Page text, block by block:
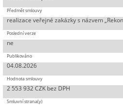
realizace veřejné zakázky s názvem
ne
04.08.2026
2 553 932 CZK bez DPH